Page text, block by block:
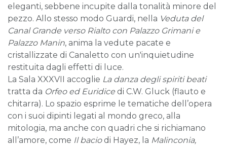
eleganti, sebbene incupite dalla tonalità minore del
pezzo. Allo stesso modo Guardi, nella Veduta del
Canal Grande verso Rialto con Palazzo Grimani e
Palazzo Manin, anima la vedute pacate e
cristallizzate di Canaletto con un'inquietudine
restituita dagli effetti di luce.
La Sala XXXVII accoglie La danza degli spiriti beati
tratta da Orfeo ed Euridice di C.W. Gluck (flauto e
chitarra). Lo spazio esprime le tematiche dell’opera
con i suoi dipinti legati al mondo greco, alla
mitologia, ma anche con quadri che si richiamano
all’amore, come Il baciodi Hayez, la Malinconia,